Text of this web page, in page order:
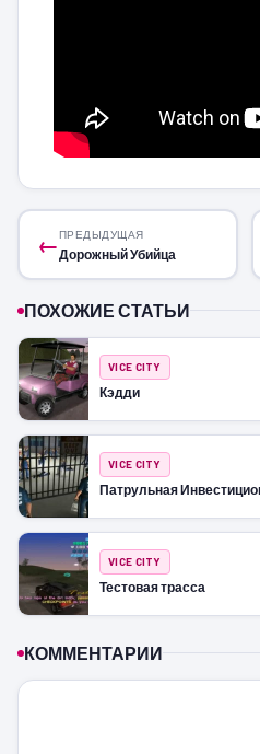
←ПРЕДЫДУЩАЯ
Дорожный Убийца
ПОХОЖИЕ СТАТЬИ
VICE CITY
Кэдди
VICE CITY
Патрульная
VICE CITY
Тестовая трасса
КОММЕНТАРИИ